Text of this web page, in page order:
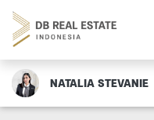
NATALIA STEVANIE